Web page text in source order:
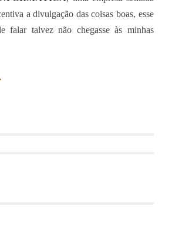
a divulgação das coisas boas, esse
falar talvez não chegasse às minhas